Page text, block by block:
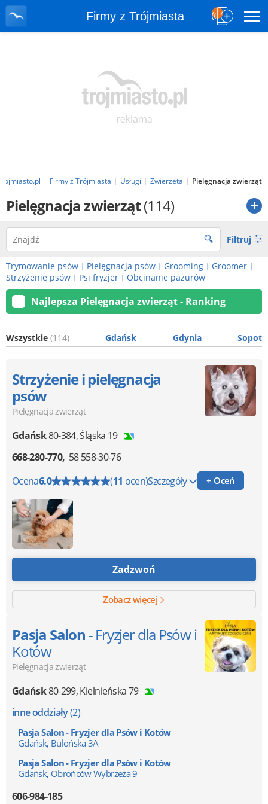
Firmy z Trójmiasta
Firmy z Trójmiasta Usługi Zwierzęta Pielęgnacja zwierząt
Pielęgnacja zwierząt(114)
Filtruj
Trymowanie psów | Pielęgnacja psów | Grooming | Groomer |
Strzyżenie psów | Psi fryzjer | Obcinanie pazurów
Najlepsza Pielęgnacja zwierząt - Ranking
Wszystkie (114) Gdańsk Gdynia Sopot
Strzyżenie i pielęgnacja
psów
Pielęgnacja zwierząt
Gdańsk80-384,Śląska 19
668-280-770 58 558-30-76
Ocena6.0 (11 ocen)Szczegóły + Oceń
Zadzwoń
Zobacz więcej
Pasja Salon - Fryzjer dla Psów i
Kotów
Pielęgnacja zwierząt
Gdańsk80-299,Kielnieńska 79
inne oddziały(2)
Pasja Salon - Fryzjer dla Psów i Kotów
Gdańsk, Bulońska 3A
Pasja Salon - Fryzjer dla Psów i Kotów
Gdańsk, Obrońców Wybrzeża 9
606-984-185